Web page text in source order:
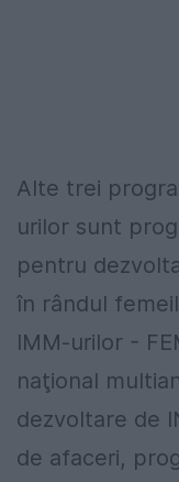
Alte trei
urilor sunt
pentru
în rândul
IMM-urilor -
naţional
dezvoltare de
de afaceri,